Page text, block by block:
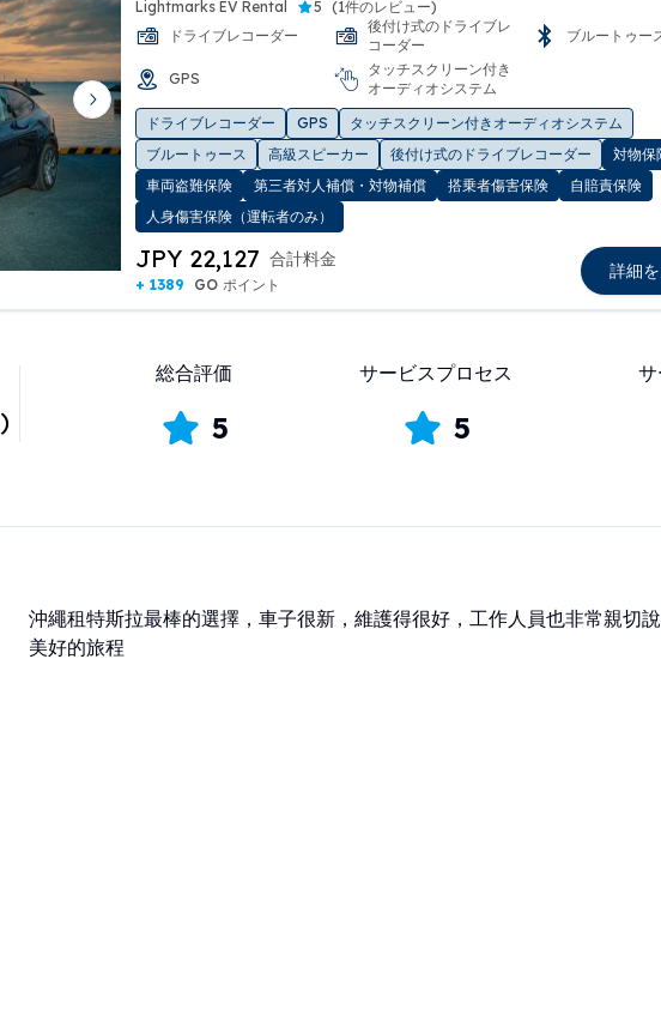
Next slide
Lightmarks EV Rental 5 (1件のレビュー)
ドライブレコーダー
後付け式のドライブレ
コーダー
ブルートゥー
GPS
タッチスクリーン付き
オーディオシステム
ドライブレコーダー
GPS
タッチスクリーン付きオーディオシステム
ブルートゥース
高級スピーカー 後付け式のドライブレコーダー
対物保
車両盗難保険
第三者対人補償・対物補償 搭乗者傷害保険
自賠責保険
人身傷害保険（運転者のみ）
JPY 22,127 合計料金
+ 1389 GO ポイント
詳細
)
総合評価
5
サービスプロセス
5
沖繩租特斯拉最棒的選擇，車子很新，維護得很好，工作人員也非常親切
美好的旅程